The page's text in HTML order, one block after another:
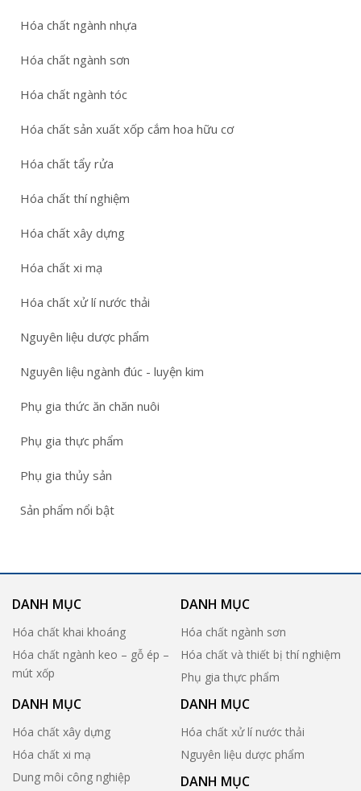
Hóa chất ngành nhựa
Hóa chất ngành sơn
Hóa chất ngành tóc
Hóa chất sản xuất xốp cắm hoa hữu cơ
Hóa chất tẩy rửa
Hóa chất thí nghiệm
Hóa chất xây dựng
Hóa chất xi mạ
Hóa chất xử lí nước thải
Nguyên liệu dược phẩm
Nguyên liệu ngành đúc - luyện kim
Phụ gia thức ăn chăn nuôi
Phụ gia thực phẩm
Phụ gia thủy sản
Sản phẩm nổi bật
DANH MỤC
Hóa chất khai khoáng
Hóa chất ngành keo – gỗ ép –
mút xốp
DANH MỤC
Hóa chất ngành sơn
Hóa chất và thiết bị thí nghiệm
Phụ gia thực phẩm
DANH MỤC
Hóa chất xây dựng
Hóa chất xi mạ
Dung môi công nghiệp
DANH MỤC
Hóa chất xử lí nước thải
Nguyên liệu dược phẩm
DANH MỤC